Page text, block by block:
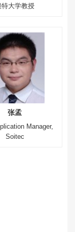
特大学教授
张孟
Manager,
Soitec